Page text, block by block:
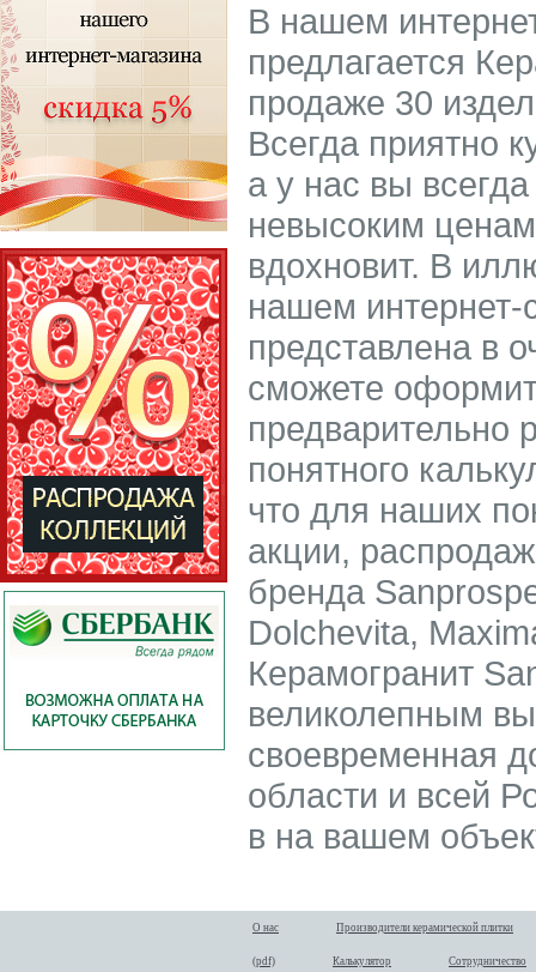
В нашем
предлагается
продаже 30
Всегда приятно
а у нас вы
невысоким
вдохновит. В
нашем интернет-
представлена в
сможете
предварительно
понятного
что для наших
акции,
бренда
Dolchevita,
Керамогранит
великолепным
своевременная
области и всей
в на вашем
О нас Производители керамической плитки
(pdf) Калькулятор Сотрудничество